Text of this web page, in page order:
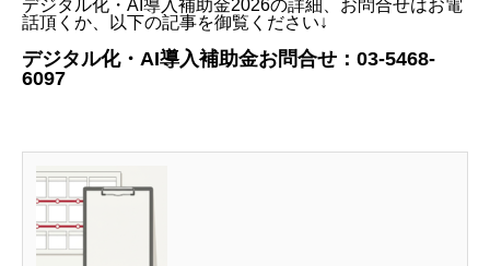
デジタル化・AI導入補助金2026の詳細、お問合せはお電
話頂くか、以下の記事を御覧ください↓
デジタル化・AI導入補助金お問合せ：03-5468-
6097